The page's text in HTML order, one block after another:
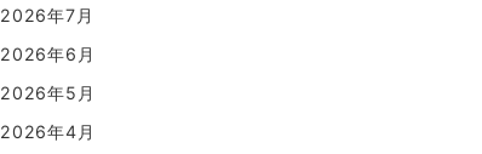
2026年7月
2026年6月
2026年5月
2026年4月